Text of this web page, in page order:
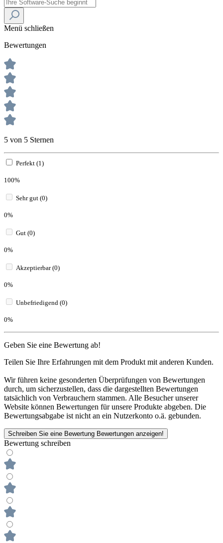
Menü schließen
Bewertungen
5 von 5 Sternen
Perfekt (1)
100%
Sehr gut (0)
0%
Gut (0)
0%
Akzeptierbar (0)
0%
Unbefriedigend (0)
0%
Geben Sie eine Bewertung ab!
Teilen Sie Ihre Erfahrungen mit dem Produkt mit anderen Kunden.
Wir führen keine gesonderten Überprüfungen von Bewertungen
durch, um sicherzustellen, dass die dargestellten Bewertungen
tatsächlich von Verbrauchern stammen. Alle Besucher unserer
Website können Bewertungen für unsere Produkte abgeben. Die
Bewertungsabgabe ist nicht an ein Nutzerkonto o.ä. gebunden.
Schreiben Sie eine Bewertung Bewertungen anzeigen!
Bewertung schreiben